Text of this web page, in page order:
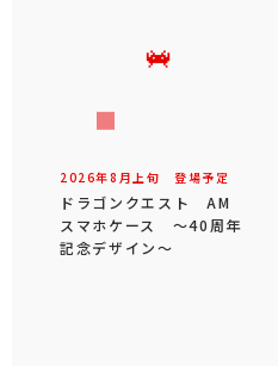
2026年8 月 上旬 登場予定
ドラゴンクエスト AM
スマホケース ～40周年
記念デザイン～